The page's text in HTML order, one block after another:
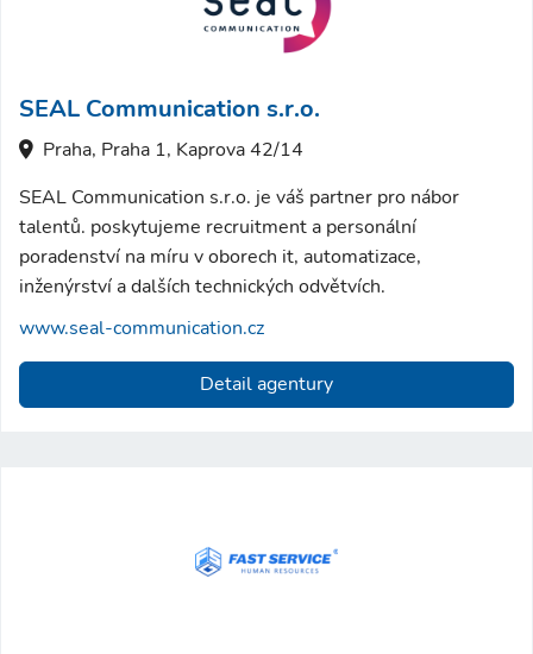
SEAL Communication s.r.o.
Praha, Praha 1, Kaprova 42/14
SEAL Communication s.r.o. je váš partner pro nábor
talentů. poskytujeme recruitment a personální
poradenství na míru v oborech it, automatizace,
inženýrství a dalších technických odvětvích.
www.seal-communication.cz
Detail agentury